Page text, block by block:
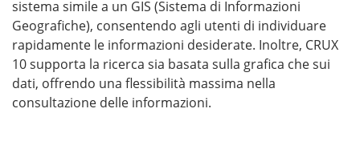
sistema simile a un GIS (Sistema di Informazioni
Geografiche), consentendo agli utenti di individuare
rapidamente le informazioni desiderate. Inoltre, CRUX
10 supporta la ricerca sia basata sulla grafica che sui
dati, offrendo una flessibilità massima nella
consultazione delle informazioni.